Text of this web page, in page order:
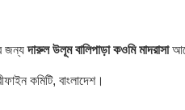
জন্যদারুল উলূম বালিপাড়া কওমি মাদরাসা
কমিটি, বাংলাদেশ।